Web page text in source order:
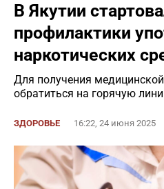
В Якутии
профилактики
наркотических
Для получения
обратиться на горячую
ЗДОРОВЬЕ 16:22, 24 июня 2025